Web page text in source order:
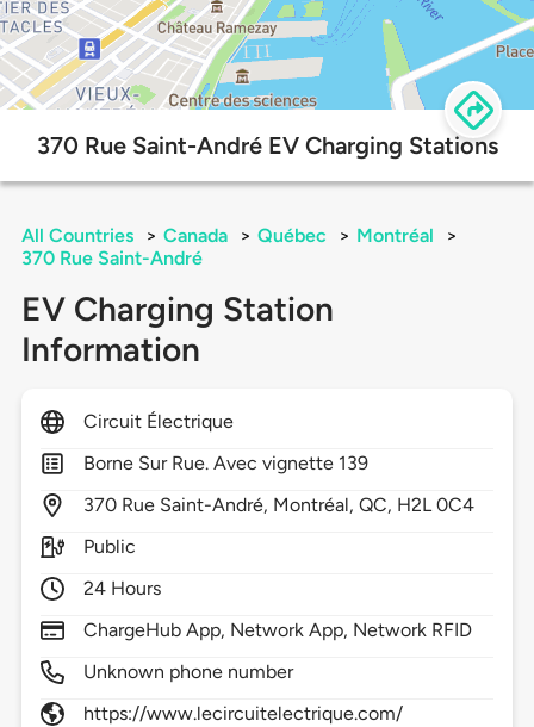
370 Rue Saint-André EV Charging Stations
All Countries > Canada > Québec > Montréal
>
370 Rue Saint-André
EV Charging Station
Information
Circuit Électrique
Borne Sur Rue. Avec vignette 139
370 Rue Saint-André, Montréal,QC, H2L 0C4
Public
24 Hours
ChargeHub App, Network App, Network RFID
Unknown phone number
https://www.lecircuitelectrique.com/